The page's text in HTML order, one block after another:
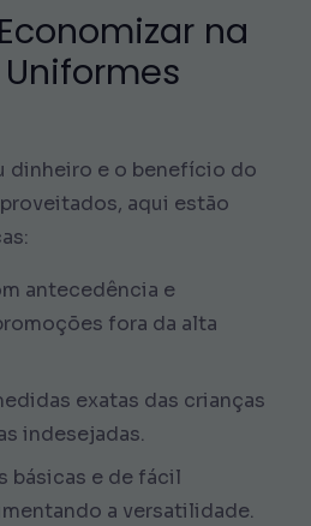
na
dinheiro e o benefício do
aqui estão
antecedência e
fora da alta
exatas das crianças
indesejadas.
básicas e de fácil
a versatilidade.